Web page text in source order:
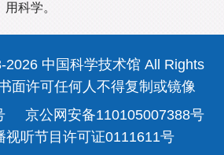
科学。
2026 中国科学技术馆 All Rights
面许可任何人不得复制或镜像
京公网安备110105007388号
视听节目许可证0111611号